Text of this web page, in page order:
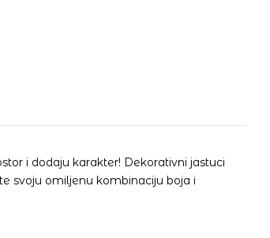
i dodaju karakter! Dekorativni jastuci
svoju omiljenu kombinaciju boja i